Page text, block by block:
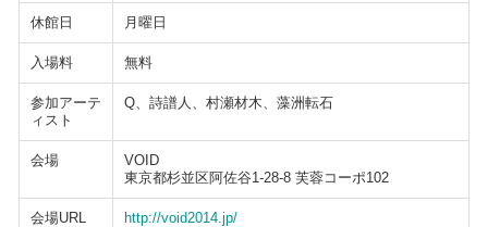
休館日 月曜日
入場料 無料
参加アーテ
ィスト
Q、詩譜人、村瀬材木、藻洲転石
会場
VOID
東京都杉並区阿佐谷1-28-8 芙蓉コーポ102
会場URL http://void2014.jp/